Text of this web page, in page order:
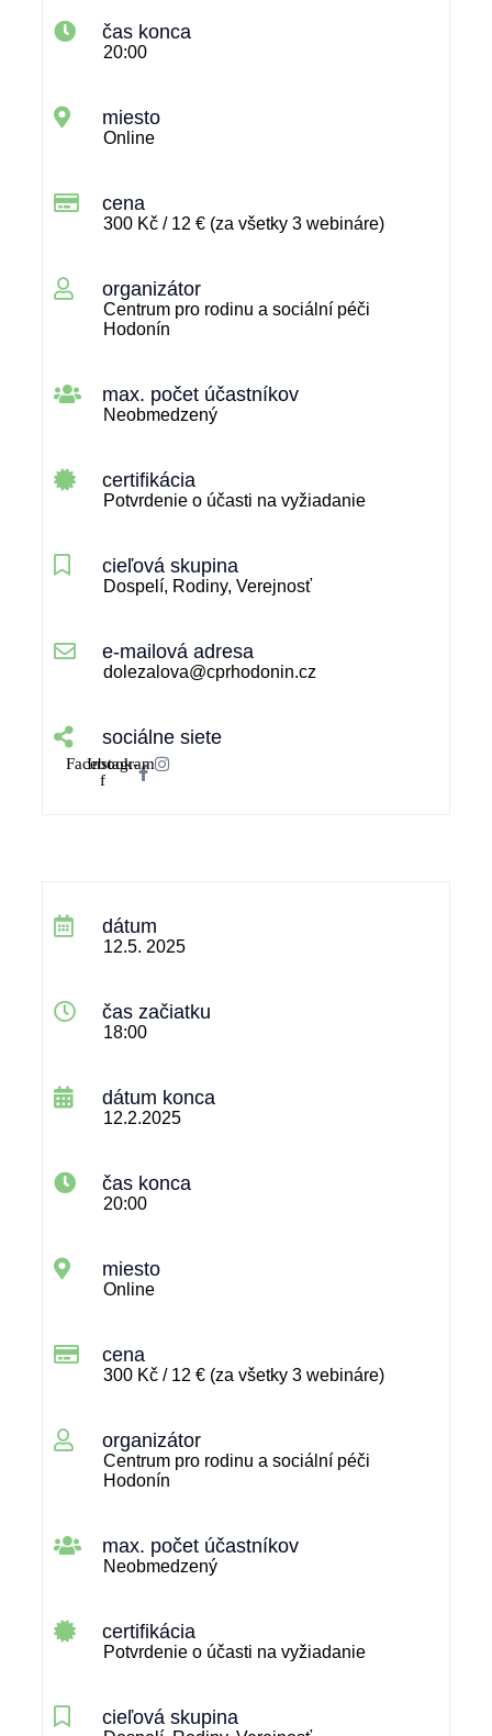
čas konca
20:00
miesto
Online
cena
300 Kč / 12 € (za všetky 3 webináre)
organizátor
Centrum pro rodinu a sociální péči
Hodonín
max. počet účastníkov
Neobmedzený
certifikácia
Potvrdenie o účasti na vyžiadanie
cieľová skupina
Dospelí, Rodiny, Verejnosť
e-mailová adresa
dolezalova@cprhodonin.cz
sociálne siete
Facebook-
f
Instagram
dátum
12.5. 2025
čas začiatku
18:00
dátum konca
12.2.2025
čas konca
20:00
miesto
Online
cena
300 Kč / 12 € (za všetky 3 webináre)
organizátor
Centrum pro rodinu a sociální péči
Hodonín
max. počet účastníkov
Neobmedzený
certifikácia
Potvrdenie o účasti na vyžiadanie
cieľová skupina